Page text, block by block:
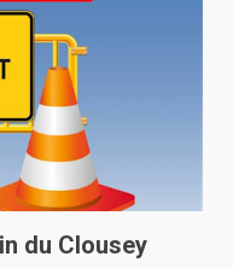
du Clousey